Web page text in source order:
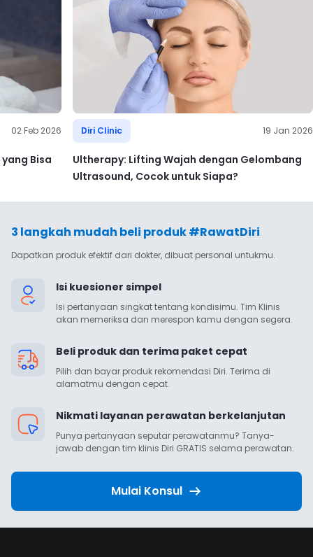
02 Feb 2026
Bisa
Diri Clinic 19 Jan 2026
Ultherapy: Lifting Wajah dengan Gelombang
Ultrasound, Cocok untuk Siapa?
3 langkah mudah beli produk #RawatDiri
Dapatkan produk efektif dari dokter, dibuat personal untukmu.
Isi kuesioner simpel
Isi pertanyaan singkat tentang kondisimu. Tim Klinis
akan memeriksa dan merespon kamu dengan segera.
Beli produk dan terima paket cepat
Pilih dan bayar produk rekomendasi Diri. Terima di
alamatmu dengan cepat.
Nikmati layanan perawatan berkelanjutan
Punya pertanyaan seputar perawatanmu? Tanya-
jawab dengan tim klinis Diri GRATIS selama perawatan.
Mulai Konsul